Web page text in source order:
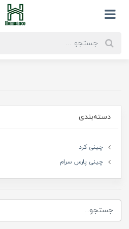
دسته‌بندی
چینی کرد
چینی پارس سرام